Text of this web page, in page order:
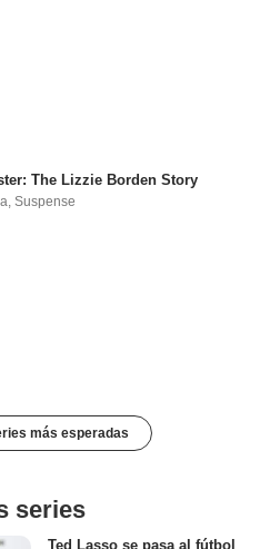
The Lizzie Borden Story
,Suspense
más esperadas
series
Ted Lasso se pasa al fútbol